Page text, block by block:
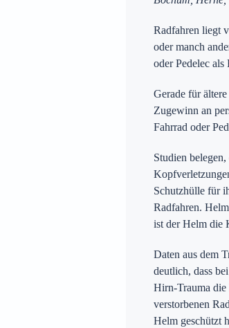
Radfahren liegt
oder manch
oder Pedelec als
Gerade für
Zugewinn an
Fahrrad oder
Studien
Schutzhülle für
Radfahren.
ist der Helm die
Daten aus dem
deutlich, dass
Hirn-Trauma die
verstorbenen
Helm geschützt